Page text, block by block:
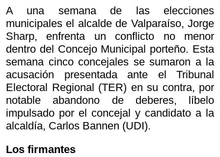
A una semana de las elecciones
municipales el alcalde de Valparaíso, Jorge
Sharp, enfrenta un conflicto no menor
dentro del Concejo Municipal porteño. Esta
semana cinco concejales se sumaron a la
acusación presentada ante el Tribunal
Electoral Regional (TER) en su contra, por
notable abandono de deberes, líbelo
impulsado por el concejal y candidato a la
alcaldía, Carlos Bannen (UDI).
Los firmantes